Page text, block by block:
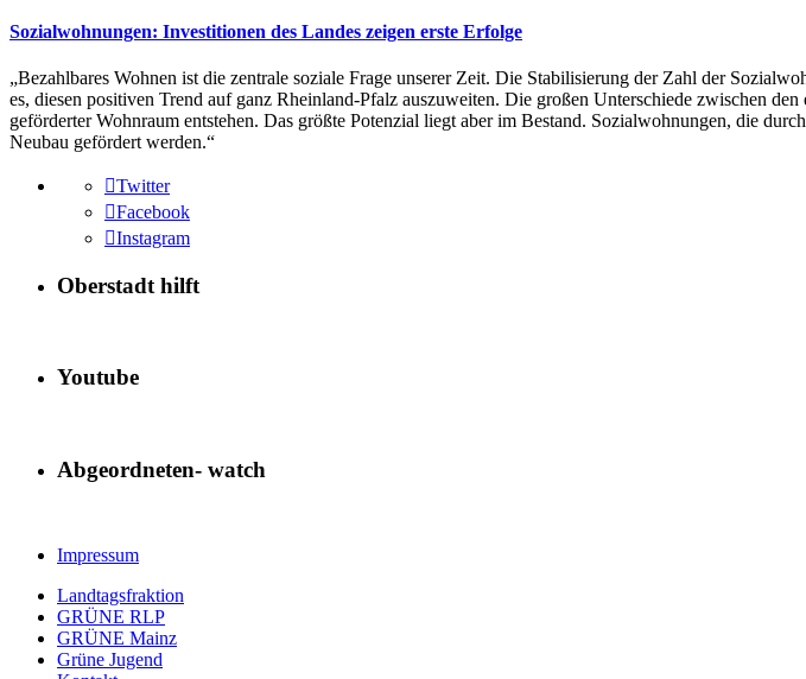
Sozialwohnungen: Investitionen des Landes zeigen erste Erfolge
„Bezahlbares Wohnen ist die zentrale soziale Frage unserer Zeit. Die Stabilisierung der Zahl der
es, diesen positiven Trend auf ganz Rheinland-Pfalz auszuweiten. Die großen Unterschiede zwischen
geförderter Wohnraum entstehen. Das größte Potenzial liegt aber im Bestand. Sozialwohnungen, die
Neubau gefördert werden.“
Twitter
Facebook
Instagram
Oberstadt hilft
Youtube
Abgeordneten- watch
Impressum
Landtagsfraktion
GRÜNE RLP
GRÜNE Mainz
Grüne Jugend